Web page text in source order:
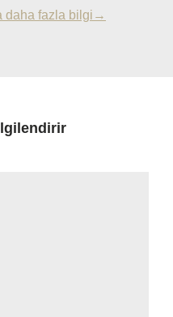
daha fazla bilgi→